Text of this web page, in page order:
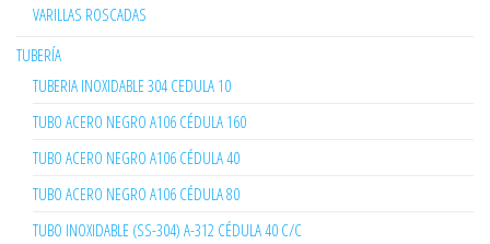
VARILLAS ROSCADAS
TUBERÍA
TUBERIA INOXIDABLE 304 CEDULA 10
TUBO ACERO NEGRO A106 CÉDULA 160
TUBO ACERO NEGRO A106 CÉDULA 40
TUBO ACERO NEGRO A106 CÉDULA 80
TUBO INOXIDABLE (SS-304) A-312 CÉDULA 40 C/C